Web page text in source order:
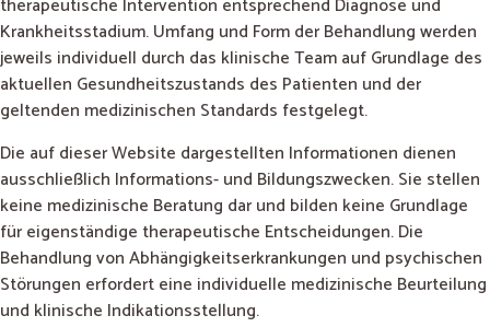
therapeutische Intervention entsprechend Diagnose und
Krankheitsstadium. Umfang und Form der Behandlung werden
jeweils individuell durch das klinische Team auf Grundlage des
aktuellen Gesundheitszustands des Patienten und der
geltenden medizinischen Standards festgelegt.
Die auf dieser Website dargestellten Informationen dienen
ausschließlich Informations- und Bildungszwecken. Sie stellen
keine medizinische Beratung dar und bilden keine Grundlage
für eigenständige therapeutische Entscheidungen. Die
Behandlung von Abhängigkeitserkrankungen und psychischen
Störungen erfordert eine individuelle medizinische Beurteilung
und klinische Indikationsstellung.